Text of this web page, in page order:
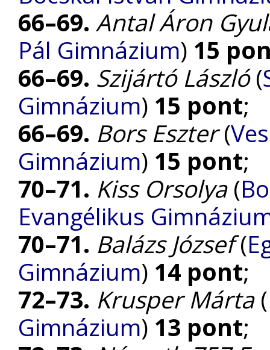
66–69. Antal Áron
Pál Gimnázium) 15
66–69. Szijártó László(
Gimnázium) 15 pont;
66–69. Bors Eszter(
Gimnázium) 15 pont;
70–71. Kiss Orsolya(
Evangélikus
70–71. Balázs József(
Gimnázium) 14 pont;
72–73. Krusper Márta(
Gimnázium) 13 pont;